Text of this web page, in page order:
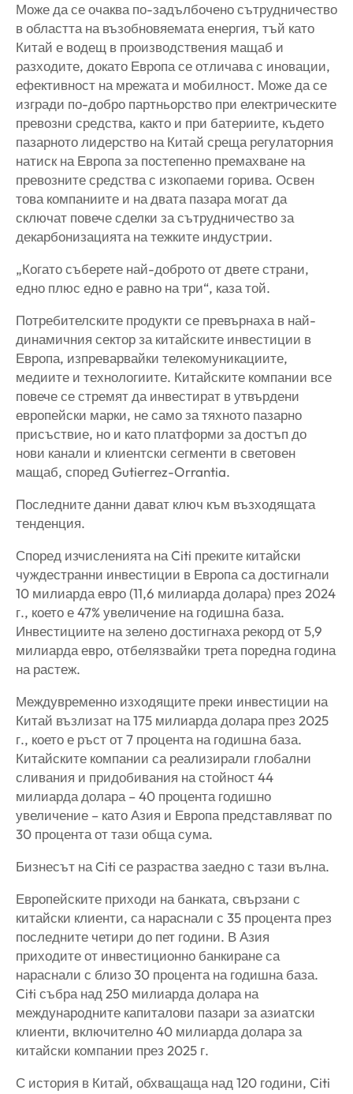
Може да се очаква по-задълбочено сътрудничество
в областта на възобновяемата енергия, тъй като
Китай е водещ в производствения мащаб и
разходите, докато Европа се отличава с иновации,
ефективност на мрежата и мобилност. Може да се
изгради по-добро партньорство при електрическите
превозни средства, както и при батериите, където
пазарното лидерство на Китай среща регулаторния
натиск на Европа за постепенно премахване на
превозните средства с изкопаеми горива. Освен
това компаниите и на двата пазара могат да
сключат повече сделки за сътрудничество за
декарбонизацията на тежките индустрии.
„Когато съберете най-доброто от двете страни,
едно плюс едно е равно на три“, каза той.
Потребителските продукти се превърнаха в най-
динамичния сектор за китайските инвестиции в
Европа, изпреварвайки телекомуникациите,
медиите и технологиите. Китайските компании все
повече се стремят да инвестират в утвърдени
европейски марки, не само за тяхното пазарно
присъствие, но и като платформи за достъп до
нови канали и клиентски сегменти в световен
мащаб, според Gutierrez-Orrantia.
Последните данни дават ключ към възходящата
тенденция.
Според изчисленията на Citi преките китайски
чуждестранни инвестиции в Европа са достигнали
10 милиарда евро (11,6 милиарда долара) през 2024
г., което е 47% увеличение на годишна база.
Инвестициите на зелено достигнаха рекорд от 5,9
милиарда евро, отбелязвайки трета поредна година
на растеж.
Междувременно изходящите преки инвестиции на
Китай възлизат на 175 милиарда долара през 2025
г., което е ръст от 7 процента на годишна база.
Китайските компании са реализирали глобални
сливания и придобивания на стойност 44
милиарда долара – 40 процента годишно
увеличение – като Азия и Европа представляват по
30 процента от тази обща сума.
Бизнесът на Citi се разраства заедно с тази вълна.
Европейските приходи на банката, свързани с
китайски клиенти, са нараснали с 35 процента през
последните четири до пет години. В Азия
приходите от инвестиционно банкиране са
нараснали с близо 30 процента на годишна база.
Citi събра над 250 милиарда долара на
международните капиталови пазари за азиатски
клиенти, включително 40 милиарда долара за
китайски компании през 2025 г.
С история в Китай, обхващаща над 120 години, Citi